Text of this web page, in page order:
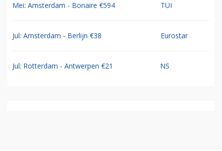
Mei: Amsterdam - Bonaire €594 TUI
Jul: Amsterdam - Berlijn €38 Eurostar
Jul: Rotterdam - Antwerpen €21 NS